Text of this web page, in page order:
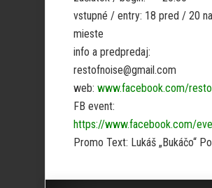
vstupné / entry: 18 pred / 20 na
mieste
info a predpredaj:
restofnoise@gmail.com
web: www.facebook.com/
FB event:
https://www.facebook.com/
Promo Text: Lukáš „Bukáčo“